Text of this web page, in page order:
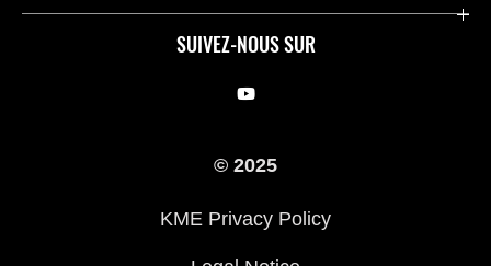
SUIVEZ-NOUS SUR
Compétition
© 2025
KME Privacy Policy